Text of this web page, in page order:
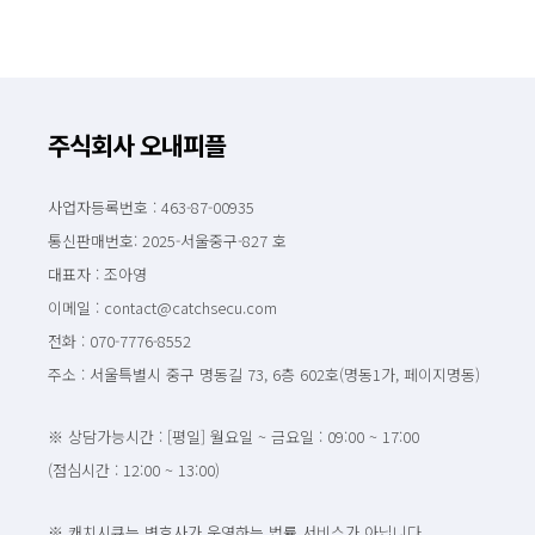
주식회사 오내피플
사업자등록번호 : 463-87-00935
통신판매번호: 2025-서울중구-827 호
대표자 : 조아영
이메일 : contact@catchsecu.com
전화 : 070-7776-8552
주소 : 서울특별시 중구 명동길 73, 6층 602호(명동1가, 페이지명동)
※ 상담가능시간 : [평일] 월요일 ~ 금요일 : 09:00 ~ 17:00
(점심시간 : 12:00 ~ 13:00)